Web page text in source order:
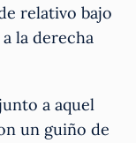
relativo bajo
la derecha
a aquel
un guiño de